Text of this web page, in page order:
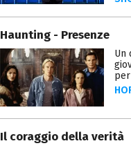
Haunting - Presenze
Un
Il coraggio della verità